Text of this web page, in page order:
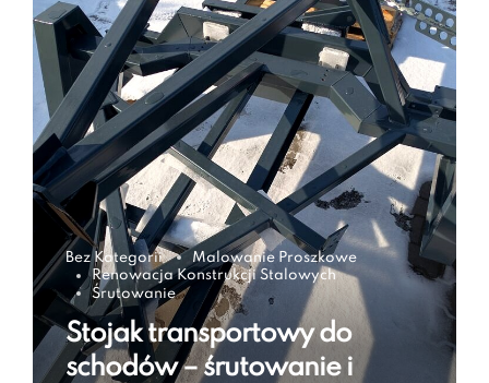
Bez Kategorii
Malowanie Proszkowe
Renowacja Konstrukcji Stalowych
Śrutowanie
Stojak transportowy do
schodów – śrutowanie i